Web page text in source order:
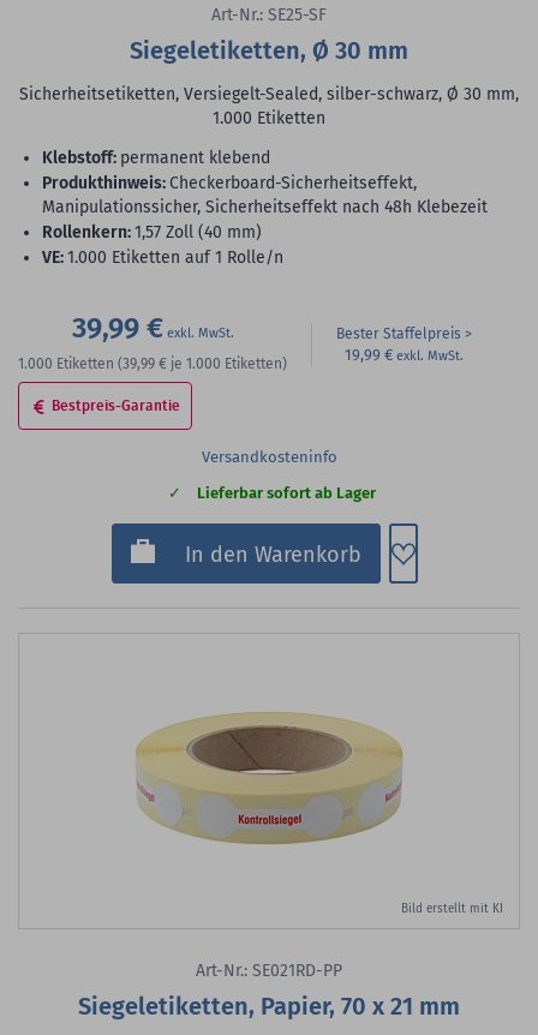
Art-Nr.: SE25-SF
Siegeletiketten, Ø 30 mm
Sicherheitsetiketten, Versiegelt-Sealed, silber-schwarz, Ø 30 mm,
1.000 Etiketten
Klebstoff: permanent klebend
Produkthinweis:Checkerboard-Sicherheitseffekt,
Manipulationssicher, Sicherheitseffekt nach 48h Klebezeit
Rollenkern:1,57 Zoll (40 mm)
VE:1.000 Etiketten auf 1 Rolle/n
39,99 €
1.000 Etiketten (39,99 € je 1.000 Etiketten)
Bester Staffelpreis
19,99 €
Bestpreis-Garantie
Versandkosteninfo
Lieferbar sofort ab Lager
In den Warenkorb Zum
Bild erstellt mit KI
Art-Nr.: SE021RD-PP
Siegeletiketten, Papier, 70 x 21 mm